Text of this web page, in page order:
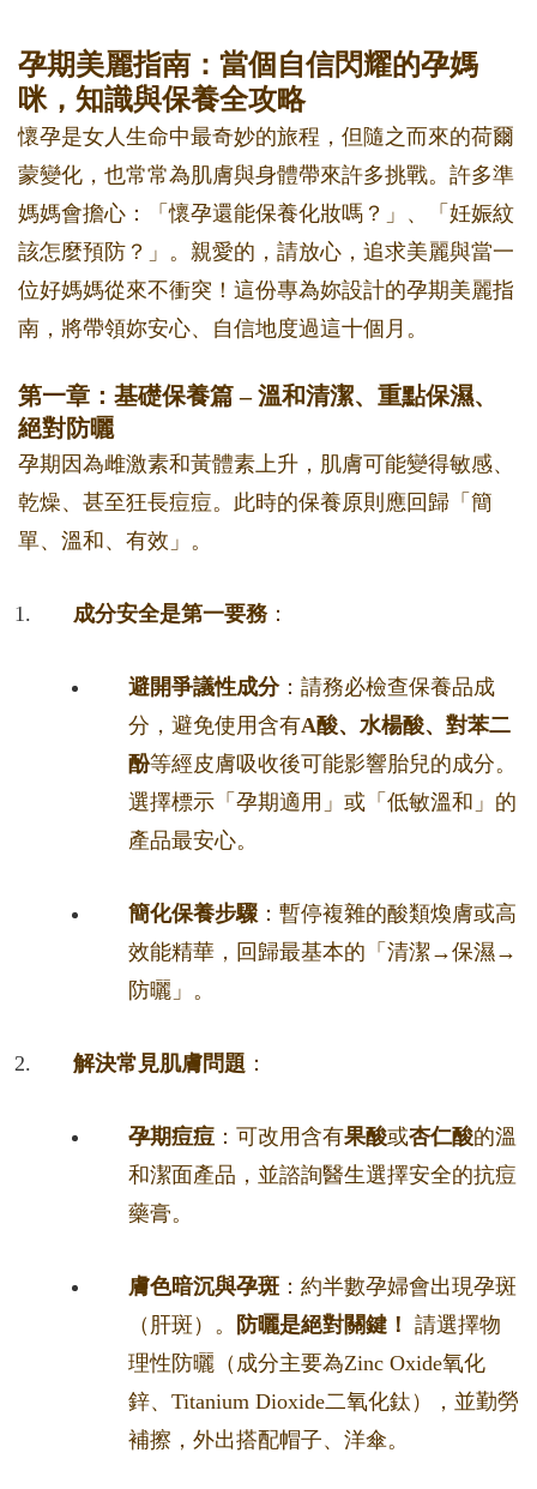
孕期美麗指南：當個自信閃耀的孕媽
咪，知識與保養全攻略
懷孕是女人生命中最奇妙的旅程，但隨之而來的荷爾
蒙變化，也常常為肌膚與身體帶來許多挑戰。許多準
媽媽會擔心：「懷孕還能保養化妝嗎？」、「妊娠紋
該怎麼預防？」。親愛的，請放心，追求美麗與當一
位好媽媽從來不衝突！這份專為妳設計的孕期美麗指
南，將帶領妳安心、自信地度過這十個月。
第一章：基礎保養篇 – 溫和清潔、重點保濕、
絕對防曬
孕期因為雌激素和黃體素上升，肌膚可能變得敏感、
乾燥、甚至狂長痘痘。此時的保養原則應回歸「簡
單、溫和、有效」。
成分安全是第一要務：
避開爭議性成分：請務必檢查保養品成
分，避免使用含有A酸、水楊酸、對苯二
酚等經皮膚吸收後可能影響胎兒的成分。
選擇標示「孕期適用」或「低敏溫和」的
產品最安心。
簡化保養步驟 ：暫停複雜的酸類煥膚或高
效能精華，回歸最基本的「清潔→保濕→
防曬」。
解決常見肌膚問題 ：
孕期痘痘 ：可改用含有果酸或杏仁酸的溫
和潔面產品，並諮詢醫生選擇安全的抗痘
藥膏。
膚色暗沉與孕斑 ：約半數孕婦會出現孕斑
（肝斑）。
防曬是絕對關鍵！ 請選擇物
理性防曬（成分主要為Zinc Oxide氧化
鋅、Titanium Dioxide二氧化鈦），並勤勞
補擦，外出搭配帽子、洋傘。